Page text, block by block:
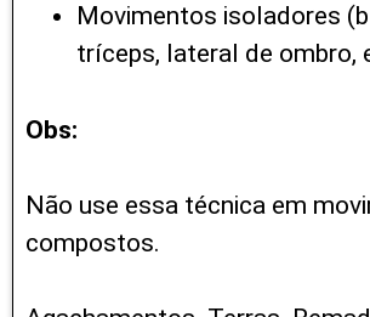
Movimentos isoladores
tríceps, lateral de ombro,
Obs:
Não use essa técnica em
compostos.